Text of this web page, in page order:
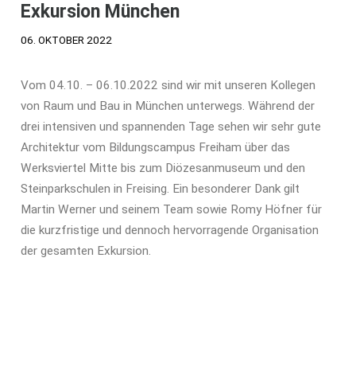
JOURNAL
PROJEKTE
Suchbegriffe
Navigation überspringen
Kontakt
Stellen
Exkursion München
06. OKTOBER 2022
Vom 04.10. – 06.10.2022 sind wir mit unseren Kollegen
von Raum und Bau in München unterwegs. Während der
drei intensiven und spannenden Tage sehen wir sehr gute
Architektur vom Bildungscampus Freiham über das
Werksviertel Mitte bis zum Diözesanmuseum und den
Steinparkschulen in Freising. Ein besonderer Dank gilt
Martin Werner und seinem Team sowie Romy Höfner für
die kurzfristige und dennoch hervorragende Organisation
der gesamten Exkursion.